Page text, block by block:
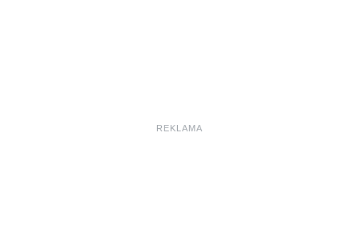
REKLAMA